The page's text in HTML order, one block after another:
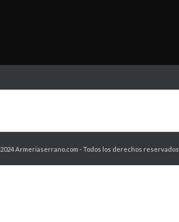
2024 Armeriaserrano.com - Todos los derechos reservados